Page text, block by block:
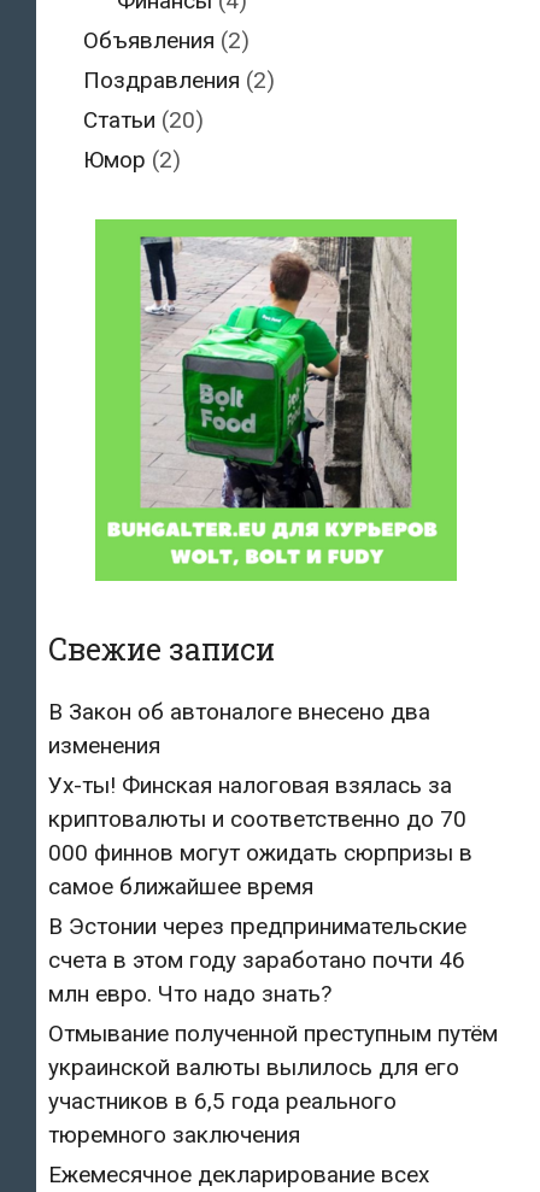
Объявления (2)
Поздравления (2)
Статьи (20)
Юмор (2)
Свежие записи
В Закон об автоналоге внесено два
изменения
Ух-ты! Финская налоговая взялась за
криптовалюты и соответственно до 70
000 финнов могут ожидать сюрпризы в
самое ближайшее время
В Эстонии через предпринимательские
счета в этом году заработано почти 46
млн евро. Что надо знать?
Отмывание полученной преступным путём
украинской валюты вылилось для его
участников в 6,5 года реального
тюремного заключения
Ежемесячное декларирование всех